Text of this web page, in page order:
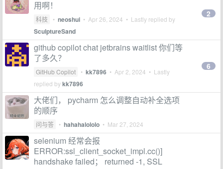
用啊！
科技 • neoshui • Apr 26, 2024 • Lastly replied by
SculptureSand
2
github copilot chat jetbrains waitlist 你们等
了多久？
GitHub Copilot • kk7896 • Apr 2, 2024 • Lastly
replied bykk7896
6
大佬们， pycharm 怎么调整自动补全选项
的顺序
问与答 • hahahalololo • Mar 27, 2024
selenium 经常会报
ERROR:ssl_client_socket_impl.cc()]
handshake failed； returned -1, SSL